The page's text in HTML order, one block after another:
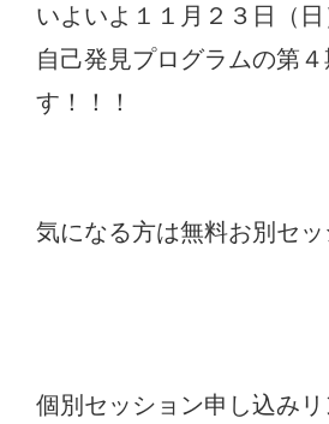
いよいよ１１月２３日（日
自己発見プログラムの第４
す！！！
気になる方は無料お別セッ
個別セッション申し込みリ